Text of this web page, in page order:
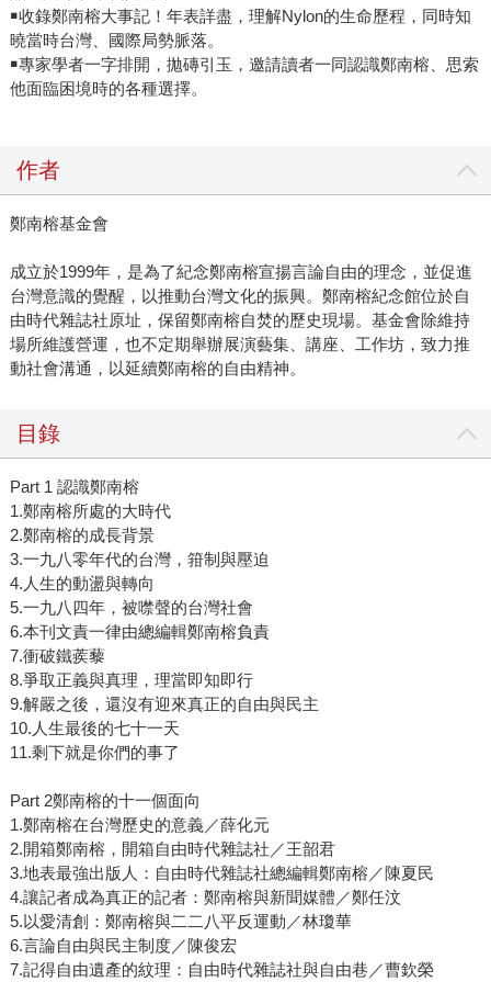
￭收錄鄭南榕大事記！年表詳盡，理解Nylon的生命歷程，同時知
曉當時台灣、國際局勢脈落。
￭專家學者一字排開，拋磚引玉，邀請讀者一同認識鄭南榕、思索
他面臨困境時的各種選擇。
作者
鄭南榕基金會
成立於1999年，是為了紀念鄭南榕宣揚言論自由的理念，並促進
台灣意識的覺醒，以推動台灣文化的振興。鄭南榕紀念館位於自
由時代雜誌社原址，保留鄭南榕自焚的歷史現場。基金會除維持
場所維護營運，也不定期舉辦展演藝集、講座、工作坊，致力推
動社會溝通，以延續鄭南榕的自由精神。
目錄
Part 1 認識鄭南榕
1.鄭南榕所處的大時代
2.鄭南榕的成長背景
3.一九八零年代的台灣，箝制與壓迫
4.人生的動盪與轉向
5.一九八四年，被噤聲的台灣社會
6.本刊文責一律由總編輯鄭南榕負責
7.衝破鐵蒺藜
8.爭取正義與真理，理當即知即行
9.解嚴之後，還沒有迎來真正的自由與民主
10.人生最後的七十一天
11.剩下就是你們的事了
Part 2鄭南榕的十一個面向
1.鄭南榕在台灣歷史的意義／薛化元
2.開箱鄭南榕，開箱自由時代雜誌社／王韶君
3.地表最強出版人：自由時代雜誌社總編輯鄭南榕／陳夏民
4.讓記者成為真正的記者：鄭南榕與新聞媒體／鄭任汶
5.以愛清創：鄭南榕與二二八平反運動／林瓊華
6.言論自由與民主制度／陳俊宏
7.記得自由遺產的紋理：自由時代雜誌社與自由巷／曹欽榮